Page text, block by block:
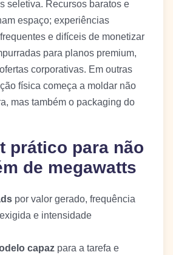
seletiva. Recursos baratos e
espaço; experiências
e difíceis de monetizar
para planos premium,
corporativas. Em outras
física começa a moldar não
mas também o packaging do
prático para não
de megawatts
por valor gerado, frequência
e intensidade
capaz para a tarefa e